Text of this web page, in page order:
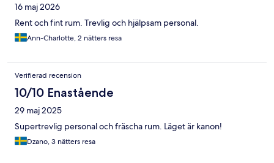
16 maj 2026
Rent och fint rum. Trevlig och hjälpsam personal.
Ann-Charlotte, 2 nätters resa
Verifierad recension
10/10 Enastående
29 maj 2025
Supertrevlig personal och fräscha rum. Läget är kanon!
Dzano, 3 nätters resa